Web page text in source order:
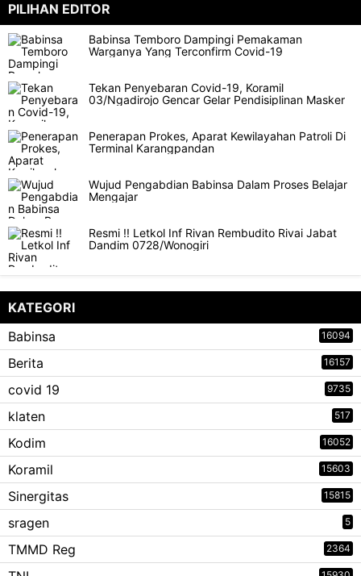
PILIHAN EDITOR
Babinsa Temboro Dampingi Pemakaman
Warganya Yang Terconfirm Covid-19
Tekan Penyebaran Covid-19, Koramil
03/Ngadirojo Gencar Gelar Pendisiplinan Masker
Penerapan Prokes, Aparat Kewilayahan Patroli Di
Terminal Karangpandan
Wujud Pengabdian Babinsa Dalam Proses Belajar
Mengajar
Resmi !! Letkol Inf Rivan Rembudito Rivai Jabat
Dandim 0728/Wonogiri
KATEGORI
Babinsa
16094
Berita 16157
covid 19 9735
klaten 517
Kodim 16052
Koramil 15603
Sinergitas 15815
sragen 5
TMMD Reg 2364